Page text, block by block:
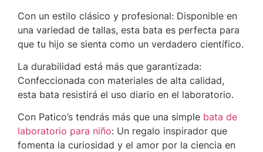
Con un estilo clásico y profesional: Disponible en
una variedad de tallas, esta bata es perfecta para
que tu hijo se sienta como un verdadero científico.
La durabilidad está más que garantizada:
Confeccionada con materiales de alta calidad,
esta bata resistirá el uso diario en el laboratorio.
Con Patico’s tendrás más que una simple bata de
laboratorio para niño: Un regalo inspirador que
fomenta la curiosidad y el amor por la ciencia en